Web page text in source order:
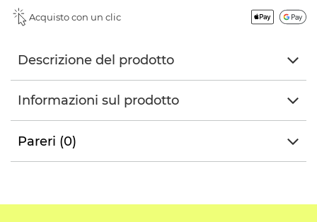
Acquisto con un clic
Descrizione del prodotto
Informazioni sul prodotto
Pareri (0)